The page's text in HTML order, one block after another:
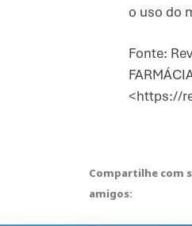
o uso do
Fonte:
<https://
Compartilhe com
amigos: